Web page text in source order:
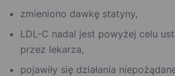
zmieniono dawkę statyny,
LDL-C nadal jest powyżej celu
przez lekarza,
pojawiły się działania